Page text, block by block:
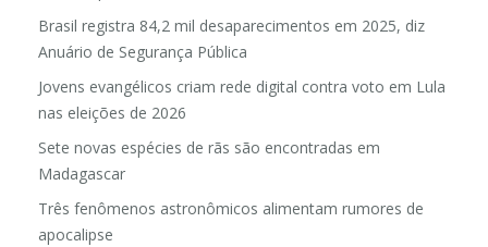
Brasil registra 84,2 mil desaparecimentos em 2025, diz
Anuário de Segurança Pública
Jovens evangélicos criam rede digital contra voto em Lula
nas eleições de 2026
Sete novas espécies de rãs são encontradas em
Madagascar
Três fenômenos astronômicos alimentam rumores de
apocalipse